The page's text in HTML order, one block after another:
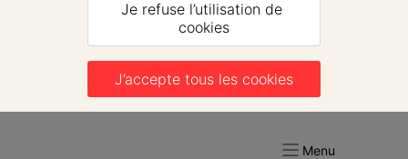
Je refuse l’utilisation de
cookies
J’accepte tous les cookies
Menu